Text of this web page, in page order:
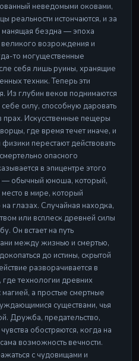
неведомыми оковами,
реальности истончаются, и за
манящая бездна — эпоха
возрождения и
то могущественные
себя лишь руины, хранящие
техник. Теперь эти
Из глубин веков поднимаются
силу, способную даровать
прах. Искусственные пещеры
где время течет иначе, и
перестают действовать
опасного
в эпицентре этого
— обычный юноша, который,
место в мире, который
глазах. Случайная находка,
или всплеск древней силы
Он встает на путь
между жизнью и смертью,
до истины, скрытой
разворачивается в
технологии древних
а простые смертные
существами, чья
Дружба, предательство,
обостряются, когда на
возможность вечности.
с чудовищами и